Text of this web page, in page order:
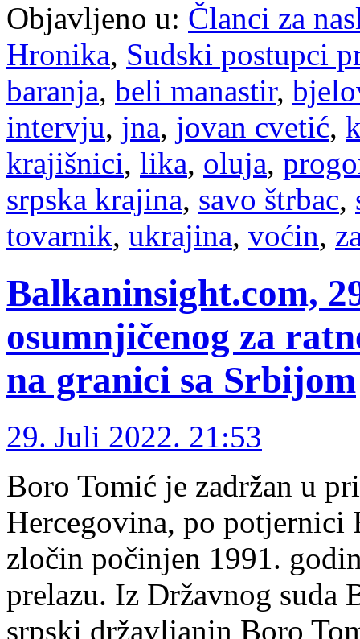
Objavljeno u: Članci za
Hronika, Sudski postupci
baranja, beli manastir,
intervju, jna, jovan cvetić,
krajišnici, lika, oluja,
srpska krajina, savo štrbac,
tovarnik, ukrajina, voćin,
Balkaninsight.com,
osumnjičenog za
na granici sa Srbijom
29. Juli 2022. 21:53
Boro Tomić je zadržan u
Hercegovina, po potjernici
zločin počinjen 1991.
prelazu. Iz Državnog suda
srpski državljanin Boro